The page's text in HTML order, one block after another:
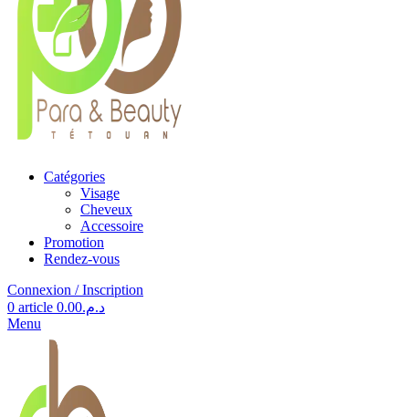
Catégories
Visage
Cheveux
Accessoire
Promotion
Rendez-vous
Connexion / Inscription
0 article د.م.0.00
Menu